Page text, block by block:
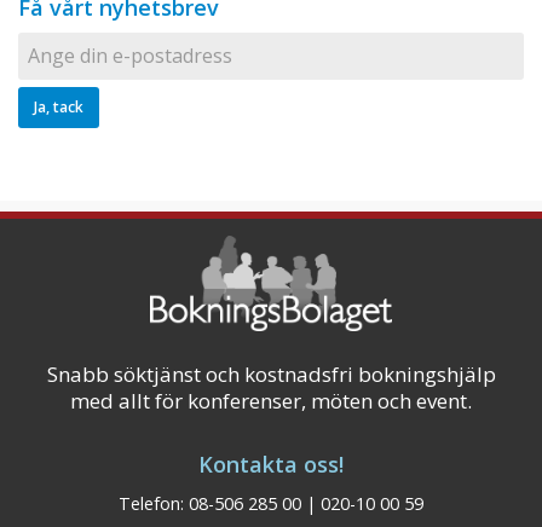
Få vårt nyhetsbrev
Snabb söktjänst och kostnadsfri bokningshjälp
med allt för konferenser, möten och event.
Kontakta oss!
Telefon: 08-506 285 00 | 020-10 00 59